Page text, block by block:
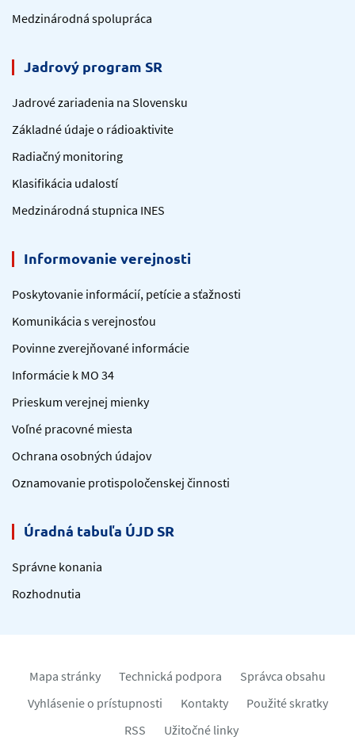
Medzinárodná spolupráca
Jadrový program SR
Jadrové zariadenia na Slovensku
Základné údaje o rádioaktivite
Radiačný monitoring
Klasifikácia udalostí
Medzinárodná stupnica INES
Informovanie verejnosti
Poskytovanie informácií, petície a sťažnosti
Komunikácia s verejnosťou
Povinne zverejňované informácie
Informácie k MO 34
Prieskum verejnej mienky
Voľné pracovné miesta
Ochrana osobných údajov
Oznamovanie protispoločenskej činnosti
Úradná tabuľa ÚJD SR
Správne konania
Rozhodnutia
Mapa stránky Technická podpora
Správca obsahu
Vyhlásenie o prístupnosti
Kontakty
Použité skratky
RSS
Užitočné linky